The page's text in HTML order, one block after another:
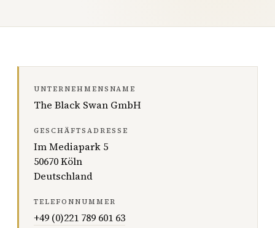
UNTERNEHMENSNAME
The Black Swan GmbH
GESCHÄFTSADRESSE
Im Mediapark 5
50670 Köln
Deutschland
TELEFONNUMMER
+49 (0)221 789 601 63